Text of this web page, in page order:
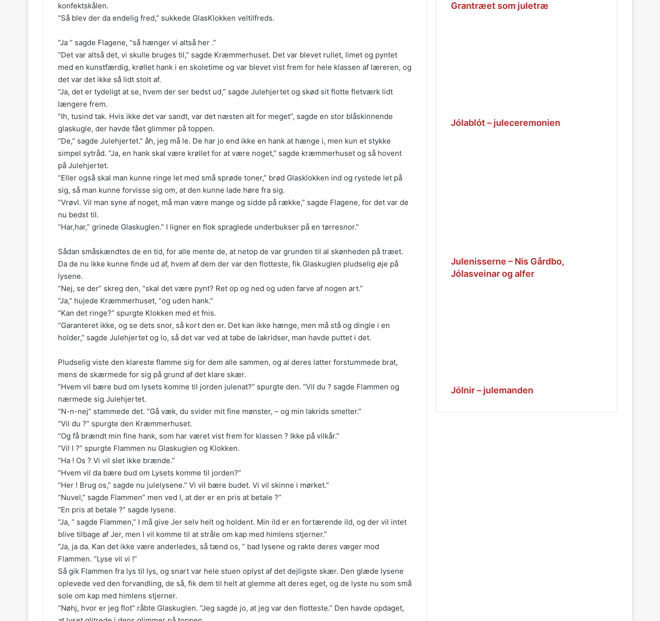
konfektskålen.
“Så blev der da endelig fred,” sukkede GlasKlokken veltilfreds.
“Ja ” sagde Flagene, “så hænger vi altså her .”
“Det var altså det, vi skulle bruges til,” sagde Kræmmerhuset. Det var blevet rullet, limet og pyntet
med en kunstfærdig, krøllet hank i en skoletime og var blevet vist frem for hele klassen af læreren, og
det var det ikke så lidt stolt af.
“Ja, det er tydeligt at se, hvem der ser bedst ud,” sagde Julehjertet og skød sit flotte fletværk lidt
længere frem.
“Ih, tusind tak. Hvis ikke det var sandt, var det næsten alt for meget”, sagde en stor blåskinnende
glaskugle, der havde fået glimmer på toppen.
“De,” sagde Julehjertet.” åh, jeg må le. De har jo end ikke en hank at hænge i, men kun et stykke
simpel sytråd. “Ja, en hank skal være krøllet for at være noget,” sagde kræmmerhuset og så hovent
på Julehjertet.
“Eller også skal man kunne ringe let med små sprøde toner,” brød Glasklokken ind og rystede let på
sig, så man kunne forvisse sig om, at den kunne lade høre fra sig.
“Vrøvl. Vil man syne af noget, må man være mange og sidde på række,” sagde Flagene, for det var de
nu bedst til.
“Har,har,” grinede Glaskuglen.” I ligner en flok spraglede underbukser på en tørresnor.”
Sådan småskændtes de en tid, for alle mente de, at netop de var grunden til al skønheden på træet.
Da de nu ikke kunne finde ud af, hvem af dem der var den flotteste, fik Glaskuglen pludselig øje på
lysene.
“Nej, se der” skreg den, “skal det være pynt? Ret op og ned og uden farve af nogen art.”
“Ja,” hujede Kræmmerhuset, “og uden hank.”
“Kan det ringe?” spurgte Klokken med et fnis.
“Garanteret ikke, og se dets snor, så kort den er. Det kan ikke hænge, men må stå og dingle i en
holder,” sagde Julehjertet og lo, så det var ved at tabe de lakridser, man havde puttet i det.
Pludselig viste den klareste flamme sig for dem alle sammen, og al deres latter forstummede brat,
mens de skærmede for sig på grund af det klare skær.
“Hvem vil bære bud om lysets komme til jorden julenat?” spurgte den. “Vil du ? sagde Flammen og
nærmede sig Julehjertet.
“N-n-nej” stammede det. “Gå væk, du svider mit fine mønster, – og min lakrids smelter.”
“Vil du ?” spurgte den Kræmmerhuset.
“Og få brændt min fine hank, som har været vist frem for klassen ? Ikke på vilkår.”
“Vil I ?” spurgte Flammen nu Glaskuglen og Klokken.
“Ha ! Os ? Vi vil slet ikke brænde.”
“Hvem vil da bære bud om Lysets komme til jorden?”
“Her ! Brug os,” sagde nu julelysene.” Vi vil bære budet. Vi vil skinne i mørket.”
“Nuvel,” sagde Flammen” men ved I, at der er en pris at betale ?”
“En pris at betale ?” sagde lysene.
“Ja, ” sagde Flammen,” I må give Jer selv helt og holdent. Min ild er en fortærende ild, og der vil intet
blive tilbage af Jer, men I vil komme til at stråle om kap med himlens stjerner.”
“Ja, ja da. Kan det ikke være anderledes, så tænd os, ” bad lysene og rakte deres væger mod
Flammen. “Lyse vil vi !”
Så gik Flammen fra lys til lys, og snart var hele stuen oplyst af det dejligste skær. Den glæde lysene
oplevede ved den forvandling, de så, fik dem til helt at glemme alt deres eget, og de lyste nu som små
sole om kap med himlens stjerner.
“Nøhj, hvor er jeg flot” råbte Glaskuglen. “Jeg sagde jo, at jeg var den flotteste.” Den havde opdaget,
Grantræet som juletræ
Jólablót – juleceremonien
Julenisserne – Nis Gårdbo,
Jólasveinar og alfer
Jólnir – julemanden